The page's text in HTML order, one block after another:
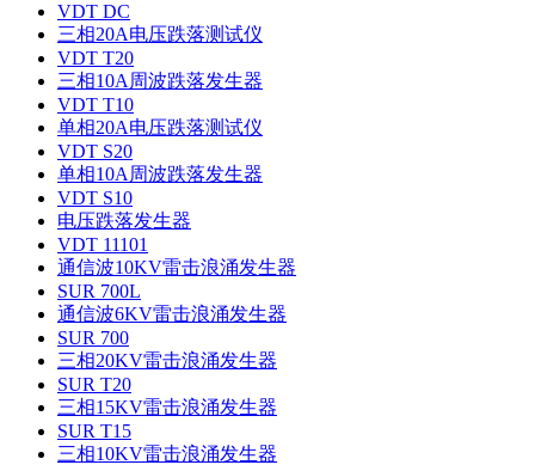
VDT DC
三相20A电压跌落测试仪
VDT T20
三相10A周波跌落发生器
VDT T10
单相20A电压跌落测试仪
VDT S20
单相10A周波跌落发生器
VDT S10
电压跌落发生器
VDT 11101
通信波10KV雷击浪涌发生器
SUR 700L
通信波6KV雷击浪涌发生器
SUR 700
三相20KV雷击浪涌发生器
SUR T20
三相15KV雷击浪涌发生器
SUR T15
三相10KV雷击浪涌发生器